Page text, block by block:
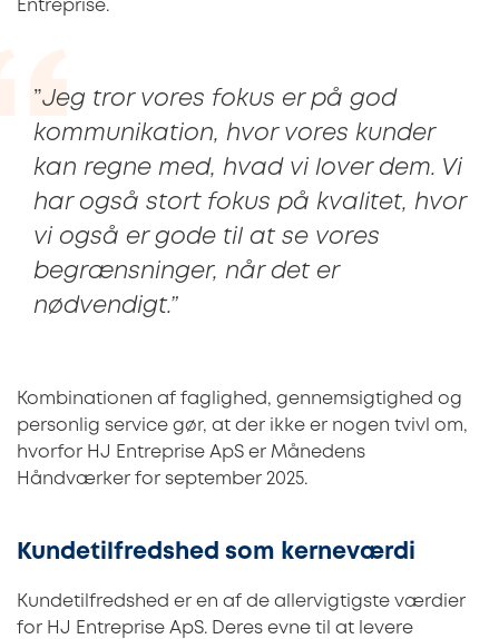
Entreprise.
”Jeg tror vores fokus er på god
kommunikation, hvor vores kunder
kan regne med, hvad vi lover dem. Vi
har også stort fokus på kvalitet, hvor
vi også er gode til at se vores
begrænsninger, når det er
nødvendigt.”
Kombinationen af faglighed, gennemsigtighed og
personlig service gør, at der ikke er nogen tvivl om,
hvorfor HJ Entreprise ApS er Månedens
Håndværker for september 2025.
Kundetilfredshed som kerneværdi
Kundetilfredshed er en af de allervigtigste værdier
for HJ Entreprise ApS. Deres evne til at levere